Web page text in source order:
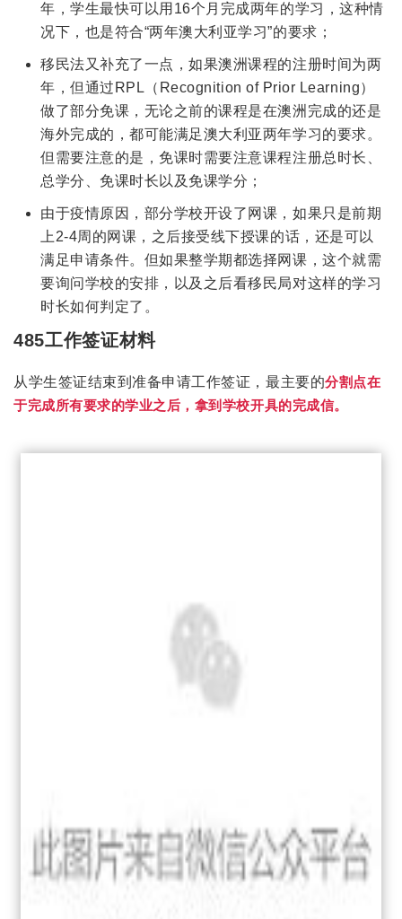
年，学生最快可以用16个月完成两年的学习，这种情
况下，也是符合“两年澳大利亚学习”的要求；
移民法又补充了一点，如果澳洲课程的注册时间为两
年，但通过RPL（Recognition of Prior Learning）
做了部分免课，无论之前的课程是在澳洲完成的还是
海外完成的，都可能满足澳大利亚两年学习的要求。
但需要注意的是，免课时需要注意课程注册总时长、
总学分、免课时长以及免课学分；
由于疫情原因，部分学校开设了网课，如果只是前期
上2-4周的网课，之后接受线下授课的话，还是可以
满足申请条件。但如果整学期都选择网课，这个就需
要询问学校的安排，以及之后看移民局对这样的学习
时长如何判定了。
485工作签证材料
从学生签证结束到准备申请工作签证，最主要的分割点在
于完成所有要求的学业之后，拿到学校开具的完成信。